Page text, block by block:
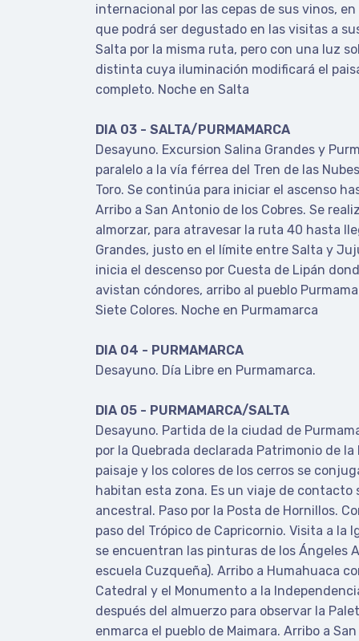
internacional por las cepas de sus vinos,
que podrá ser degustado en las visitas a
Salta por la misma ruta, pero con una luz
distinta cuya iluminación modificará el
completo. Noche en Salta
DIA 03 - SALTA/PURMAMARCA
Desayuno. Excursion Salina Grandes y
paralelo a la vía férrea del Tren de las
Toro. Se continúa para iniciar el ascenso
Arribo a San Antonio de los Cobres. Se
almorzar, para atravesar la ruta 40 hasta
Grandes, justo en el límite entre Salta y
inicia el descenso por Cuesta de Lipán
avistan cóndores, arribo al pueblo
Siete Colores. Noche en Purmamarca
DIA 04 - PURMAMARCA
Desayuno. Día Libre en Purmamarca.
DIA 05 - PURMAMARCA/SALTA
Desayuno. Partida de la ciudad de
por la Quebrada declarada Patrimonio de
paisaje y los colores de los cerros se
habitan esta zona. Es un viaje de contacto
ancestral. Paso por la Posta de Hornillos.
paso del Trópico de Capricornio. Visita a la
se encuentran las pinturas de los Ángeles
escuela Cuzqueña). Arribo a Humahuaca
Catedral y el Monumento a la
después del almuerzo para observar la
enmarca el pueblo de Maimara. Arribo a